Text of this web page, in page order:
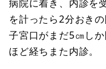
病院に着き、内診を
を計ったら2分おき
子宮口がまだ5㎝し
ほど経ちまた内診。